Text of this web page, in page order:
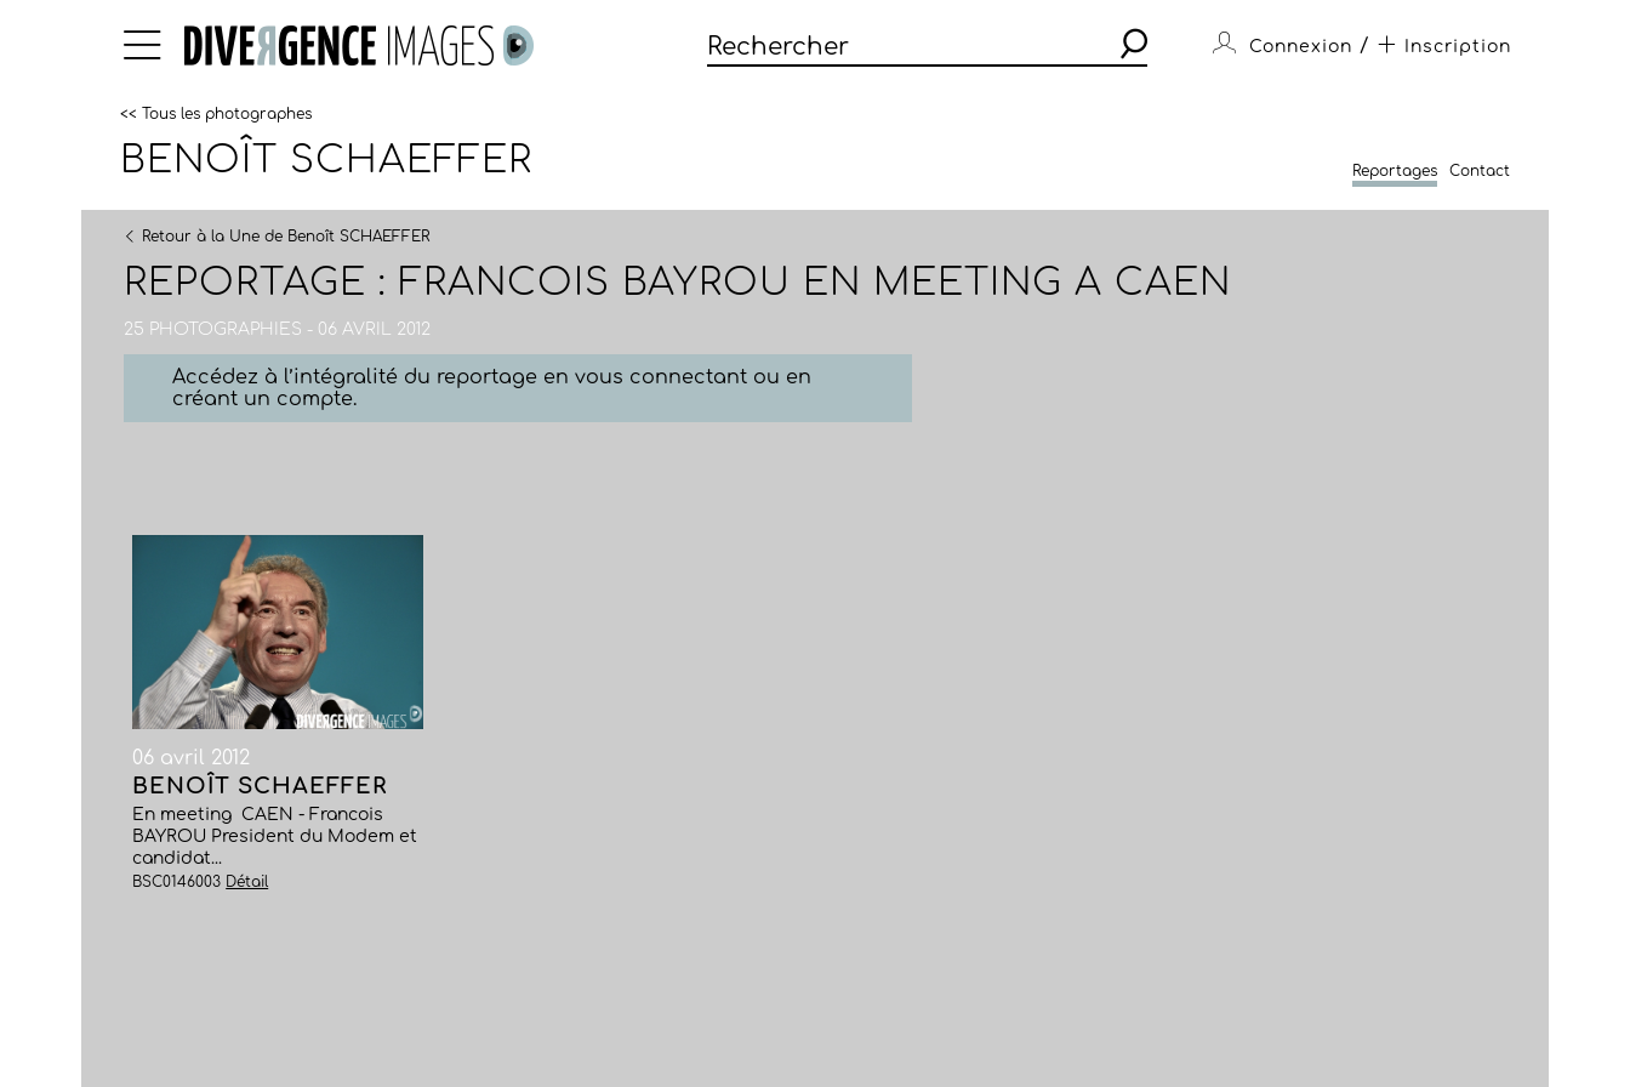
Connexion / Inscription
<< Tous les photographes
BENOÎT SCHAEFFER Reportages Contact
Retour à la Une de Benoît SCHAEFFER
REPORTAGE : FRANCOIS BAYROU EN MEETING A CAEN
25 PHOTOGRAPHIES - 06 AVRIL 2012
Accédez à l’intégralité du reportage en vous connectant ou en
créant un compte.
06 avril 2012
BENOÎT SCHAEFFER
En meeting  CAEN - Francois
BAYROU President du Modem et
candidat...
BSC0146003 Détail